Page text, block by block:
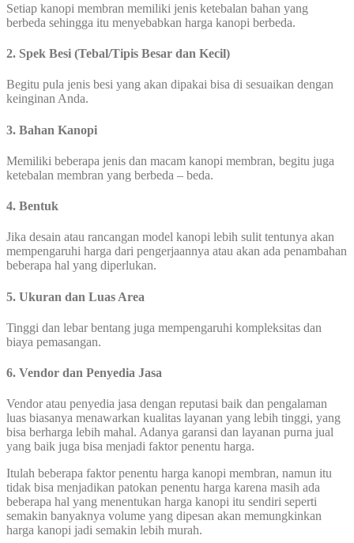
Setiap kanopi membran memiliki jenis ketebalan bahan yang
berbeda sehingga itu menyebabkan harga kanopi berbeda.
2. Spek Besi (Tebal/Tipis Besar dan Kecil)
Begitu pula jenis besi yang akan dipakai bisa di sesuaikan dengan
keinginan Anda.
3. Bahan Kanopi
Memiliki beberapa jenis dan macam kanopi membran, begitu juga
ketebalan membran yang berbeda – beda.
4. Bentuk
Jika desain atau rancangan model kanopi lebih sulit tentunya akan
mempengaruhi harga dari pengerjaannya atau akan ada penambahan
beberapa hal yang diperlukan.
5. Ukuran dan Luas Area
Tinggi dan lebar bentang juga mempengaruhi kompleksitas dan
biaya pemasangan.
6. Vendor dan Penyedia Jasa
Vendor atau penyedia jasa dengan reputasi baik dan pengalaman
luas biasanya menawarkan kualitas layanan yang lebih tinggi, yang
bisa berharga lebih mahal. Adanya garansi dan layanan purna jual
yang baik juga bisa menjadi faktor penentu harga.
Itulah beberapa faktor penentu harga kanopi membran, namun itu
tidak bisa menjadikan patokan penentu harga karena masih ada
beberapa hal yang menentukan harga kanopi itu sendiri seperti
semakin banyaknya volume yang dipesan akan memungkinkan
harga kanopi jadi semakin lebih murah.